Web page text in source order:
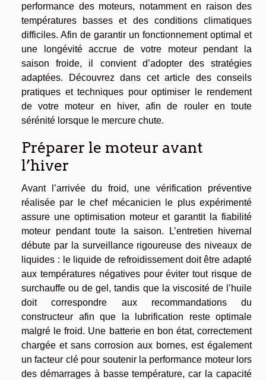
performance des moteurs, notamment en raison des
températures basses et des conditions climatiques
difficiles. Afin de garantir un fonctionnement optimal et
une longévité accrue de votre moteur pendant la
saison froide, il convient d’adopter des stratégies
adaptées. Découvrez dans cet article des conseils
pratiques et techniques pour optimiser le rendement
de votre moteur en hiver, afin de rouler en toute
sérénité lorsque le mercure chute.
Préparer le moteur avant
l’hiver
Avant l’arrivée du froid, une vérification préventive
réalisée par le chef mécanicien le plus expérimenté
assure une optimisation moteur et garantit la fiabilité
moteur pendant toute la saison. L’entretien hivernal
débute par la surveillance rigoureuse des niveaux de
liquides : le liquide de refroidissement doit être adapté
aux températures négatives pour éviter tout risque de
surchauffe ou de gel, tandis que la viscosité de l’huile
doit correspondre aux recommandations du
constructeur afin que la lubrification reste optimale
malgré le froid. Une batterie en bon état, correctement
chargée et sans corrosion aux bornes, est également
un facteur clé pour soutenir la performance moteur lors
des démarrages à basse température, car la capacité